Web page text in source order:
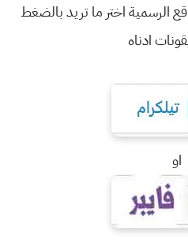
الرسمية اختر ما تريد بالضغط
ادناه
او